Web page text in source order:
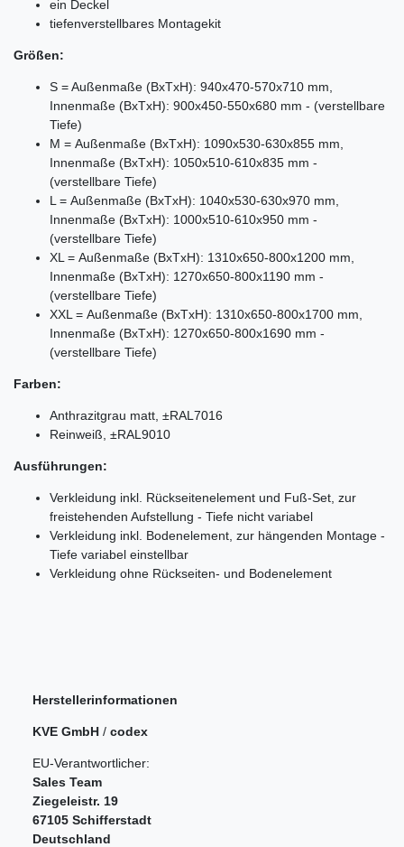
ein Deckel
tiefenverstellbares Montagekit
Größen:
S = Außenmaße (BxTxH): 940x470-570x710 mm,
Innenmaße (BxTxH): 900x450-550x680 mm - (verstellbare
Tiefe)
M = Außenmaße (BxTxH): 1090x530-630x855 mm,
Innenmaße (BxTxH): 1050x510-610x835 mm -
(verstellbare Tiefe)
L = Außenmaße (BxTxH): 1040x530-630x970 mm,
Innenmaße (BxTxH): 1000x510-610x950 mm -
(verstellbare Tiefe)
XL = Außenmaße (BxTxH): 1310x650-800x1200 mm,
Innenmaße (BxTxH): 1270x650-800x1190 mm -
(verstellbare Tiefe)
XXL = Außenmaße (BxTxH): 1310x650-800x1700 mm,
Innenmaße (BxTxH): 1270x650-800x1690 mm -
(verstellbare Tiefe)
Farben:
Anthrazitgrau matt, ±RAL7016
Reinweiß, ±RAL9010
Ausführungen:
Verkleidung inkl. Rückseitenelement und Fuß-Set, zur
freistehenden Aufstellung - Tiefe nicht variabel
Verkleidung inkl. Bodenelement, zur hängenden Montage -
Tiefe variabel einstellbar
Verkleidung ohne Rückseiten- und Bodenelement
Herstellerinformationen
KVE GmbH / codex
EU-Verantwortlicher:
Sales Team
Ziegeleistr. 19
67105 Schifferstadt
Deutschland